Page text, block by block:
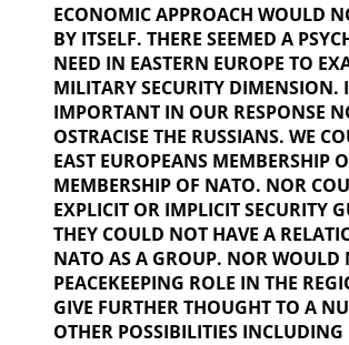
ECONOMIC APPROACH WOULD
BY ITSELF. THERE SEEMED A
NEED IN EASTERN EUROPE TO
MILITARY SECURITY DIMENSION.
IMPORTANT IN OUR RESPONSE
OSTRACISE THE RUSSIANS. WE
EAST EUROPEANS MEMBERSHIP
MEMBERSHIP OF NATO. NOR
EXPLICIT OR IMPLICIT SECURITY
THEY COULD NOT HAVE A
NATO AS A GROUP. NOR WOULD
PEACEKEEPING ROLE IN THE
GIVE FURTHERTHOUGHT TO A
OTHER POSSIBILITIES INCLUDING